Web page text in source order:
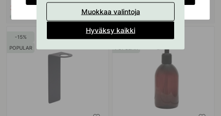
3.06 €3.60 € 21.25 €
Varastossa
15
POPULAR
Muokkaa valintoja
Hyväksy kaikki